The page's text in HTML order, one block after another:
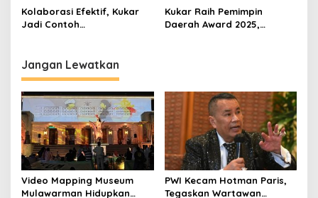
Charnvirakul: Belum
Optimal Tangani Banjir
Nelayan Terganggu
Kolaborasi Efektif, Kukar
Jadi Contoh
Kukar Raih Pemimpin
Daerah Award 2025,
Jangan Lewatkan
Video Mapping Museum
Mulawarman Hidupkan
PWI Kecam Hotman Paris,
Tegaskan Wartawan